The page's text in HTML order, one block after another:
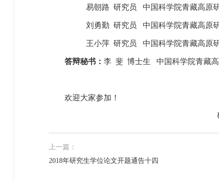
易朝路 研究员 中国科学院青藏高原
刘勇勤 研究员 中国科学院青藏高原
王小萍 研究员 中国科学院青藏高原
答辩秘书： 李 斐 博士生 中国科学院青藏
欢迎大家参加！
上一篇：
2018年研究生学位论文开题通告十四